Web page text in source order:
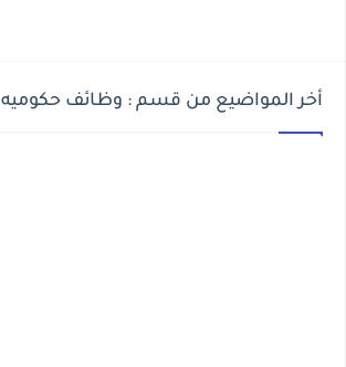
أخر المواضيع من قسم : وظائف حكوميه